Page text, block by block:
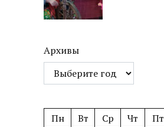
Архивы
Пн Вт Ср Чт Пт